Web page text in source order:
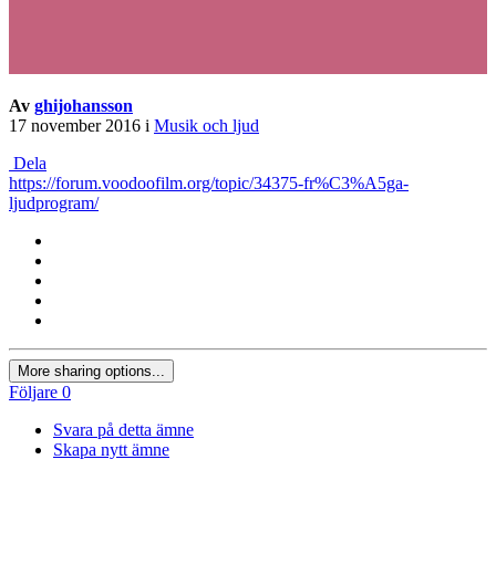
Av ghijohansson
17 november 2016 i Musik och ljud
Dela
https://forum.voodoofilm.org/topic/34375-fr%C3%A5ga-
ljudprogram/
More sharing options...
Följare 0
Svara på detta ämne
Skapa nytt ämne